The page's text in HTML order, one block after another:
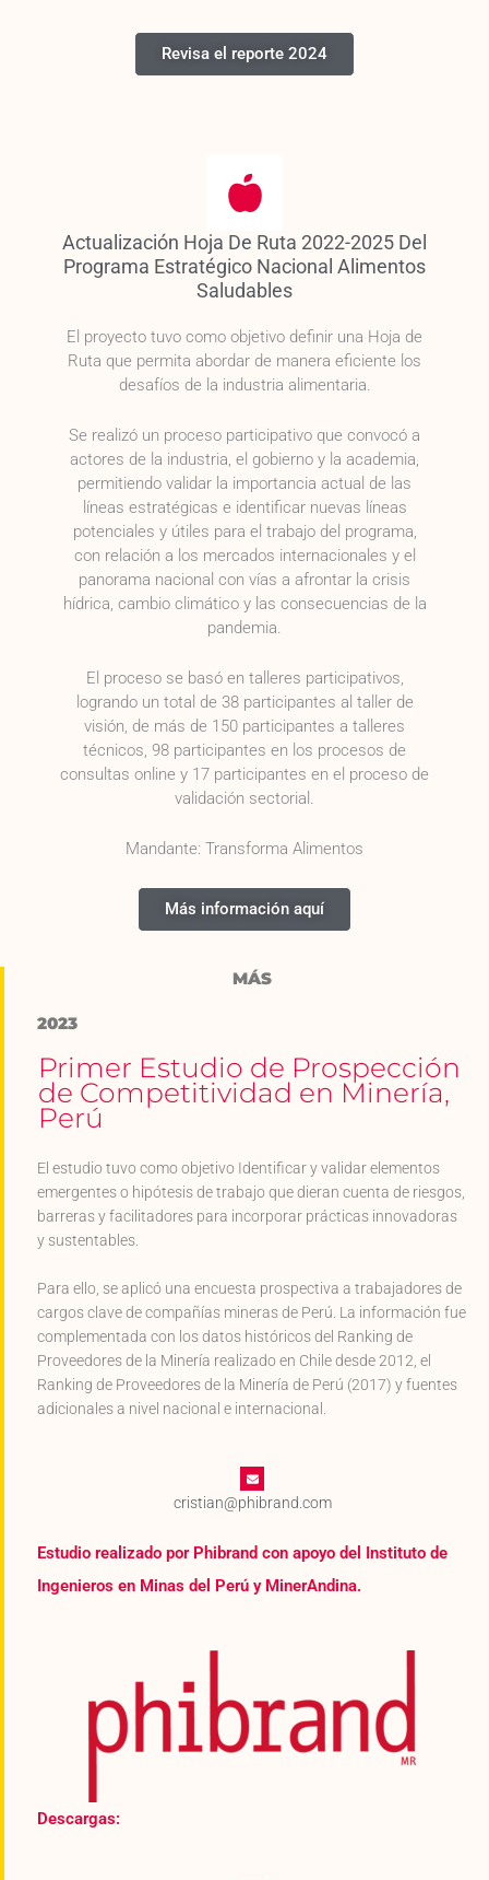
Revisa el reporte 2024
Actualización Hoja De Ruta 2022-2025 Del
Programa Estratégico Nacional Alimentos
Saludables
El proyecto tuvo como objetivo definir una Hoja de
Ruta que permita abordar de manera eficiente los
desafíos de la industria alimentaria.
Se realizó un proceso participativo que convocó a
actores de la industria, el gobierno y la academia,
permitiendo validar la importancia actual de las
líneas estratégicas e identificar nuevas líneas
potenciales y útiles para el trabajo del programa,
con relación a los mercados internacionales y el
panorama nacional con vías a afrontar la crisis
hídrica, cambio climático y las consecuencias de la
pandemia.
El proceso se basó en talleres participativos,
logrando un total de 38 participantes al taller de
visión, de más de 150 participantes a talleres
técnicos, 98 participantes en los procesos de
consultas online y 17 participantes en el proceso de
validación sectorial.
Mandante: Transforma Alimentos
Más información aquí
MÁS
2023
Primer Estudio de Prospección
de Competitividad en Minería,
Perú
El estudio tuvo como objetivo Identificar y validar elementos
emergentes o hipótesis de trabajo que dieran cuenta de riesgos,
barreras y facilitadores para incorporar prácticas innovadoras
y sustentables.
Para ello, se aplicó una encuesta prospectiva a trabajadores de
cargos clave de compañías mineras de Perú. La información fue
complementada con los datos históricos del Ranking de
Proveedores de la Minería realizado en Chile desde 2012, el
Ranking de Proveedores de la Minería de Perú (2017) y fuentes
adicionales a nivel nacional e internacional.
cristian@phibrand.com
Estudio realizado por Phibrand con apoyo del Instituto de
Ingenieros en Minas del Perú y MinerAndina.
Descargas: